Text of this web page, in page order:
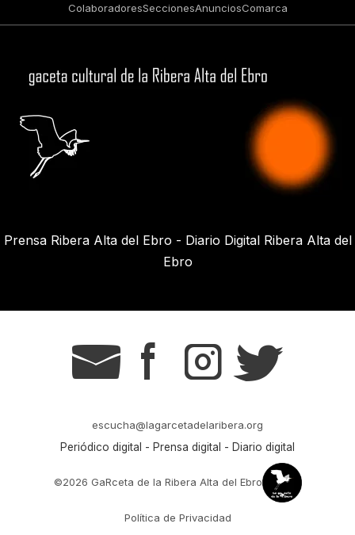
ColaboradoresSeccionesAnunciosComarca
Prensa Ribera Alta del Ebro - Diario Digital Ribera Alta del
Ebro
g s t r
escucha@lagarcetadelaribera.org
Periódico digital - Prensa digital - Diario digital
©2026 GaRceta de la Ribera Alta del Ebro
Política de Privacidad